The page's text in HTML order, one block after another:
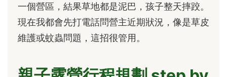
一個營區，結果草地都是泥巴，孩子整天摔跤。
現在我都會先打電話問營主近期狀況，像是草皮
維護或蚊蟲問題，這招很管用。